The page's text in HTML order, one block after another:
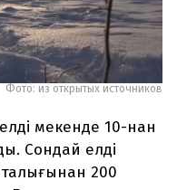
Фото: из открытых источников
мекенде 10-нан
Сондай елді
200